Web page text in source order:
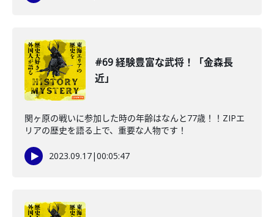
#69 経験豊富な武将！「金森長
近」
関ヶ原の戦いに参加した時の年齢はなんと77歳！！ZIPエ
リアの歴史を語る上で、重要な人物です！
2023.09.17|00:05:47